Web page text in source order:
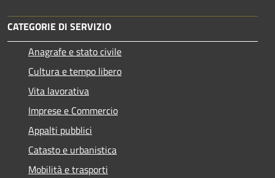
CATEGORIE DI SERVIZIO
Anagrafe e stato civile
Cultura e tempo libero
Vita lavorativa
Imprese e Commercio
Appalti pubblici
Catasto e urbanistica
Mobilità e trasporti